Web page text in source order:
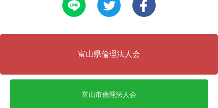
富山県倫理法人会
富山市倫理法人会